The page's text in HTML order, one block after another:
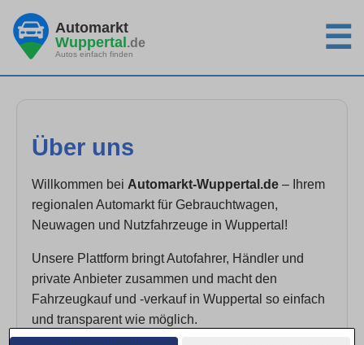
Automarkt
Wuppertal.de
Autos einfach finden ☰
Über uns
Willkommen bei Automarkt-Wuppertal.de – Ihrem
regionalen Automarkt für Gebrauchtwagen,
Neuwagen und Nutzfahrzeuge in Wuppertal!
Unsere Plattform bringt Autofahrer, Händler und
private Anbieter zusammen und macht den
Fahrzeugkauf und -verkauf in Wuppertal so einfach
und transparent wie möglich.